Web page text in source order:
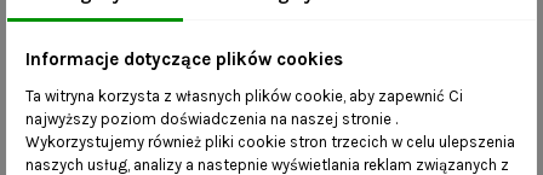
wygięcia gwarantuje wieloletnie zadowolenie z zakupu.
Na zdjęciach widoczne są ławki o szerokości 70cm i
100cm z siedziskami o grubości 2 cm.
Wymiary:
Informacje dotyczące plików cookies
Ta witryna korzysta z własnych plików cookie, aby zapewnić Ci
najwyższy poziom doświadczenia na naszej stronie .
Wykorzystujemy również pliki cookie stron trzecich w celu ulepszenia
naszych usług, analizy a nastepnie wyświetlania reklam związanych z